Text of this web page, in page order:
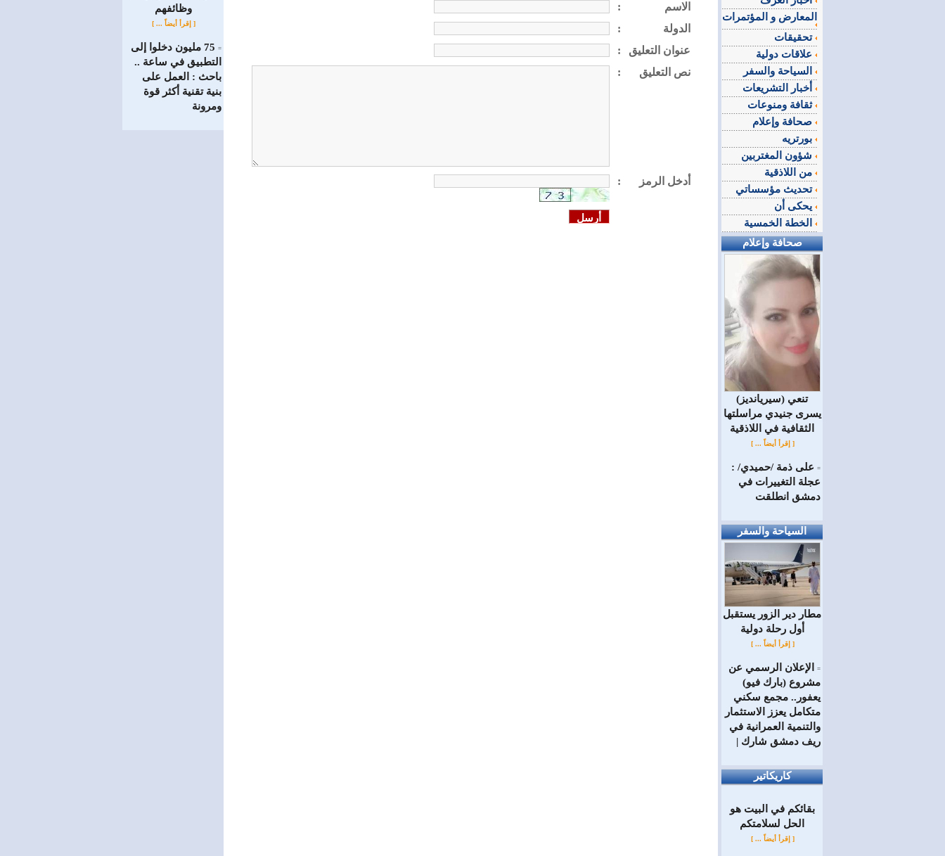
‏وظائفهم
[ إقرأ أيضاً ... ]
=
75 مليون دخلوا إلى
التطبيق في ساعة ..
باحث : العمل على
بنية تقنية أكثر قوة
ومرونة
:
الاسم
:
الدولة
:
عنوان التعليق
:
نص التعليق
: أدخل الرمز
المعارض و المؤتمرات
تحقيقات
ثقافة ومنوعات
تحديث مؤسساتي
صحافة وإعلام
(سيريانديز) تنعي
يسرى جنيدي مراسلتها
الثقافية في اللاذقية
[ إقرأ أيضاً ... ]
= على ذمة /حميدي/ :
عجلة التغييرات في
دمشق انطلقت
السياحة والسفر
مطار دير الزور يستقبل
أول رحلة دولية
[ إقرأ أيضاً ... ]
=
الإعلان الرسمي عن
مشروع (بارك فيو)
يعفور.. مجمع سكني
متكامل يعزز الاستثمار
والتنمية العمرانية في
ريف دمشق شارك |
كاريكاتير
بقائكم في البيت هو
الحل لسلامتكم
[ إقرأ أيضاً ... ]